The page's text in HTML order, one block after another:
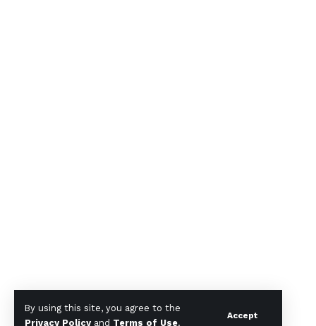
By using this site, you agree to the
Privacy Policy and Terms of Use.
Accept